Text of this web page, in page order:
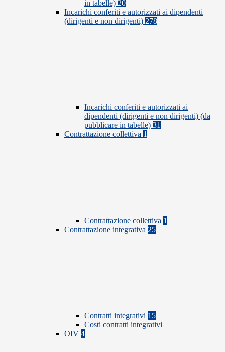
in tabelle) 20
Incarichi conferiti e autorizzati ai dipendenti
(dirigenti e non dirigenti) 278
Incarichi conferiti e autorizzati ai
dipendenti (dirigenti e non dirigenti) (da
pubblicare in tabelle) 31
Contrattazione collettiva 1
Contrattazione collettiva 1
Contrattazione integrativa 25
Contratti integrativi 15
Costi contratti integrativi
OIV 4